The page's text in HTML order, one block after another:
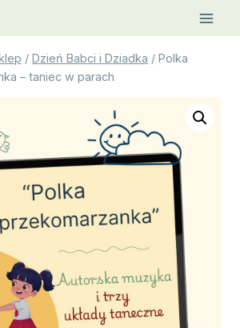
/ Dzień Babci i Dziadka / Polka
– taniec w parach